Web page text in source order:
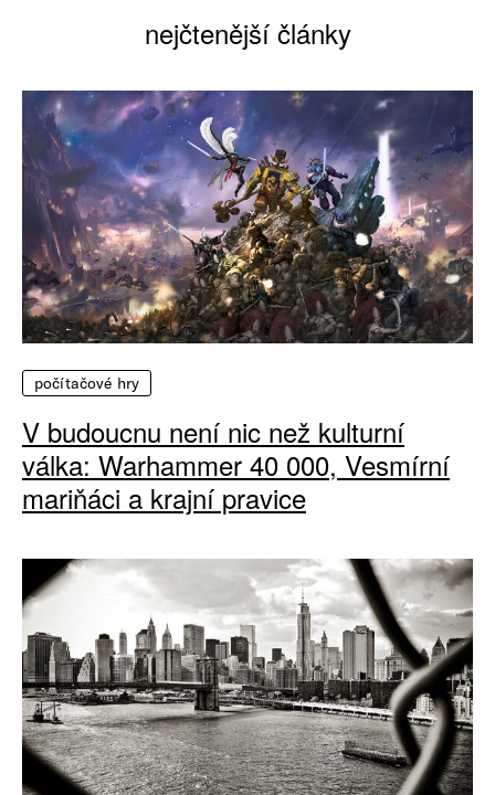
nejčtenější články
počítačové hry
V budoucnu není nic než kulturní
válka: Warhammer 40 000, Vesmírní
mariňáci a krajní pravice